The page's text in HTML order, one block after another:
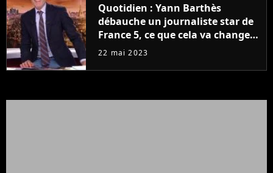
Quotidien : Yann Barthès
débauche un journaliste star de
France 5, ce que cela va changer
à la rentrée
22 mai 2023